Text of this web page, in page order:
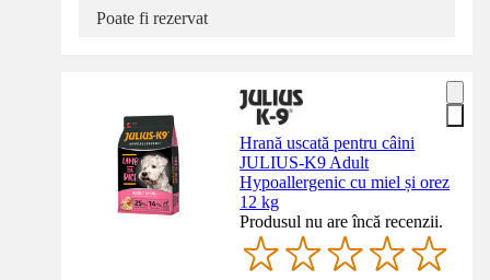
Poate fi rezervat
Hrană uscată pentru câini
JULIUS-K9 Adult
Hypoallergenic cu miel și orez
12 kg
Produsul nu are încă recenzii.